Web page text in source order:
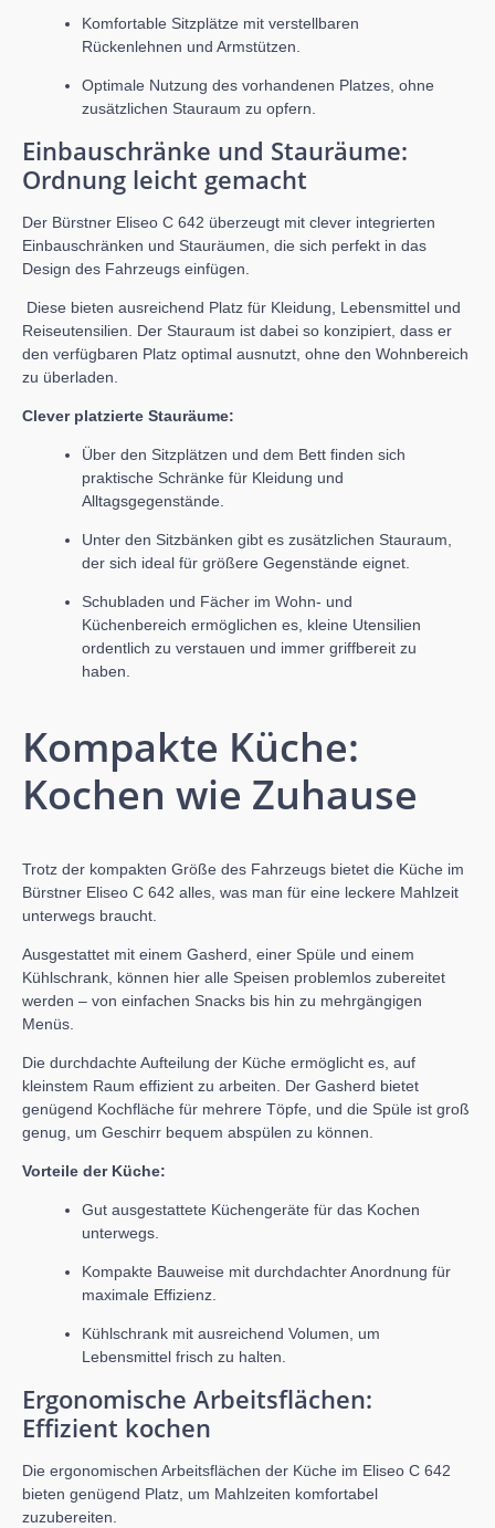
Komfortable Sitzplätze mit verstellbaren
Rückenlehnen und Armstützen.
Optimale Nutzung des vorhandenen Platzes, ohne
zusätzlichen Stauraum zu opfern.
Einbauschränke und Stauräume:
Ordnung leicht gemacht
Der Bürstner Eliseo C 642 überzeugt mit clever integrierten
Einbauschränken und Stauräumen, die sich perfekt in das
Design des Fahrzeugs einfügen.
Diese bieten ausreichend Platz für Kleidung, Lebensmittel und
Reiseutensilien. Der Stauraum ist dabei so konzipiert, dass er
den verfügbaren Platz optimal ausnutzt, ohne den Wohnbereich
zu überladen.
Clever platzierte Stauräume:
Über den Sitzplätzen und dem Bett finden sich
praktische Schränke für Kleidung und
Alltagsgegenstände.
Unter den Sitzbänken gibt es zusätzlichen Stauraum,
der sich ideal für größere Gegenstände eignet.
Schubladen und Fächer im Wohn- und
Küchenbereich ermöglichen es, kleine Utensilien
ordentlich zu verstauen und immer griffbereit zu
haben.
Kompakte Küche:
Kochen wie Zuhause
Trotz der kompakten Größe des Fahrzeugs bietet die Küche im
Bürstner Eliseo C 642 alles, was man für eine leckere Mahlzeit
unterwegs braucht.
Ausgestattet mit einem Gasherd, einer Spüle und einem
Kühlschrank, können hier alle Speisen problemlos zubereitet
werden – von einfachen Snacks bis hin zu mehrgängigen
Menüs.
Die durchdachte Aufteilung der Küche ermöglicht es, auf
kleinstem Raum effizient zu arbeiten. Der Gasherd bietet
genügend Kochfläche für mehrere Töpfe, und die Spüle ist groß
genug, um Geschirr bequem abspülen zu können.
Vorteile der Küche:
Gut ausgestattete Küchengeräte für das Kochen
unterwegs.
Kompakte Bauweise mit durchdachter Anordnung für
maximale Effizienz.
Kühlschrank mit ausreichend Volumen, um
Lebensmittel frisch zu halten.
Ergonomische Arbeitsflächen:
Effizient kochen
Die ergonomischen Arbeitsflächen der Küche im Eliseo C 642
bieten genügend Platz, um Mahlzeiten komfortabel
zuzubereiten.